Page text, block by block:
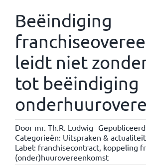
Beëindiging
leidt niet
tot beëindiging
Door mr. Th.R. Ludwig
Categorieën: Uitspraken &
Label: franchisecontract, koppeling
(onder)huurovereenkomst